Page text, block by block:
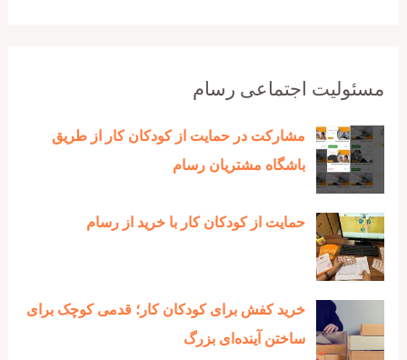
مسئولیت اجتماعی رسام
مشارکت در حمایت از کودکان کار از طریق
باشگاه مشتریان رسام
حمایت از کودکان کار با خرید از رسام
خرید کفش برای کودکان کار؛ قدمی کوچک برای
ساختن آینده‌ای بزرگ